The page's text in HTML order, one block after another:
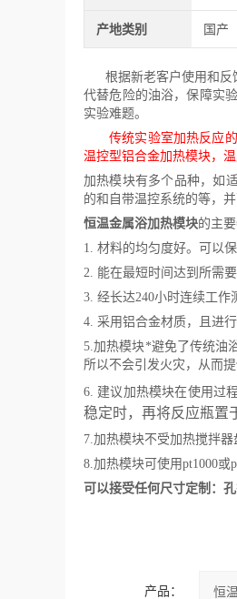
产地类别 国产
根据新老客户使用和反
代替危险的油浴，保障实
实验难题。
传统实验室加热反应
温控型铝合金加热模块，
加热模块有多个品种，如
的和自带温控系统的等，
恒温金属浴加热模块的主要
1. 材料的均匀度好。可以
2. 能在最短时间达到所需
3. 经长达240小时连续工
4. 采用铝合金材质，且进
5.加热模块*避免了传统油
所以不会引发火灾，从而提
6. 建议加热模块在使用过
稳定时，再将反应瓶置
7.加热模块不受加热搅拌
8.加热模块可使用pt1000或
可以接受任何尺寸定制：
产品：